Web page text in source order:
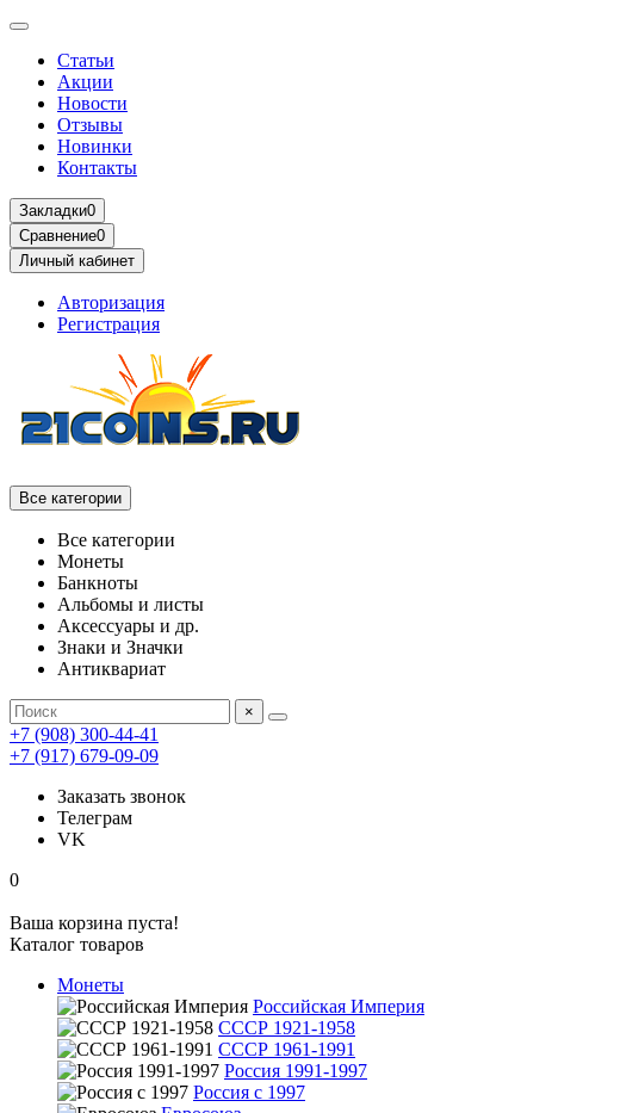
Статьи
Акции
Новости
Отзывы
Новинки
Контакты
Закладки0
Сравнение0
Личный кабинет
Авторизация
Регистрация
Все категории
Все категории
Монеты
Банкноты
Альбомы и листы
Аксессуары и др.
Знаки и Значки
Антиквариат
×
+7 (908) 300-44-41
+7 (917) 679-09-09
Заказать звонок
Телеграм
VK
0
Ваша корзина пуста!
Каталог товаров
Монеты
Российская Империя
СССР 1921-1958
СССР 1961-1991
Россия 1991-1997
Россия с 1997